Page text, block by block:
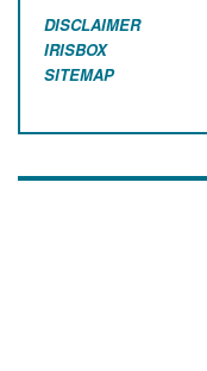
DISCLAIMER
IRISBOX
SITEMAP